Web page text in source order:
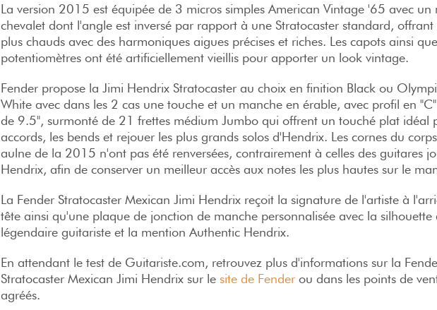
La version 2015 est équipée de 3 micros simples American Vintage '65 avec un
chevalet dont l'angle est inversé par rapport à une Stratocaster standard, offrant
plus chauds avec des harmoniques aigues précises et riches. Les capots ainsi
potentiomètres ont été artificiellement vieillis pour apporter un look vintage.
Fender propose la Jimi Hendrix Stratocaster au choix en finition Black ou
White avec dans les 2 cas une touche et un manche en érable, avec profil en
de 9.5", surmonté de 21 frettes médium Jumbo qui offrent un touché plat idéal
accords, les bends et rejouer les plus grands solos d'Hendrix. Les cornes du
aulne de la 2015 n'ont pas été renversées, contrairement à celles des guitares
Hendrix, afin de conserver un meilleur accès aux notes les plus hautes sur le
La Fender Stratocaster Mexican Jimi Hendrix reçoit la signature de l'artiste à
tête ainsi qu'une plaque de jonction de manche personnalisée avec la silhouette
légendaire guitariste et la mention Authentic Hendrix.
En attendant le test de Guitariste.com, retrouvez plus d'informations sur la
Stratocaster Mexican Jimi Hendrix sur le site de Fenderou dans les points de
agréés.